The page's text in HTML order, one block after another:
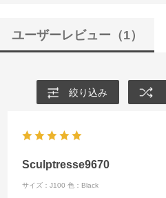
ユーザーレビュー （1）
絞り込み
Sculptresse9670
サイズ：J100 色：Black